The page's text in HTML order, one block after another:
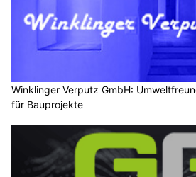
Winklinger Verputz GmbH:
für Bauprojekte